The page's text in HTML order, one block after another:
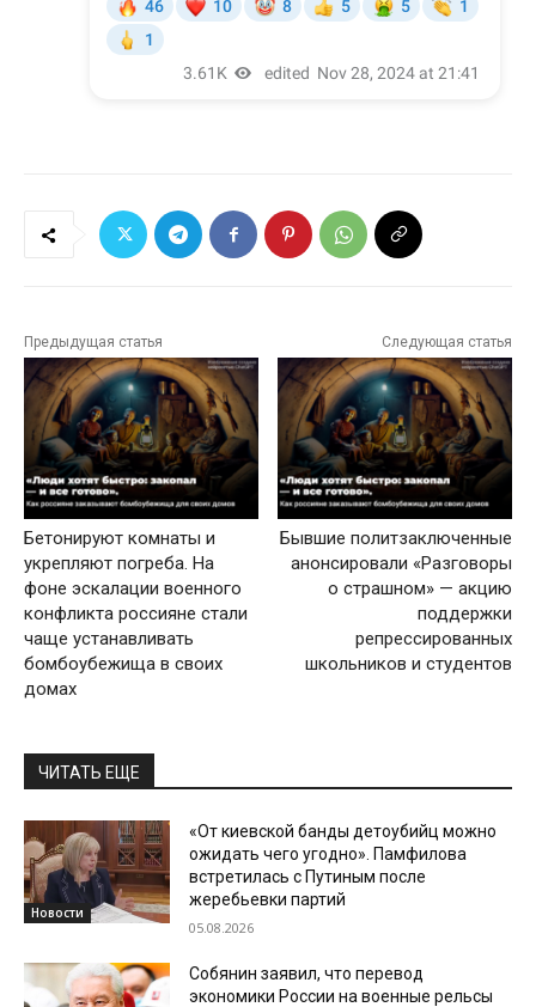
Предыдущая статья
Бетонируют комнаты и
укрепляют погреба. На
фоне эскалации военного
конфликта россияне стали
чаще устанавливать
бомбоубежища в своих
домах
Следующая статья
Бывшие политзаключенные
анонсировали «Разговоры
о страшном» — акцию
поддержки
репрессированных
школьников и студентов
ЧИТАТЬ ЕЩЕ
Новости
«От киевской банды детоубийц можно
ожидать чего угодно». Памфилова
встретилась с Путиным после
жеребьевки партий
05.08.2026
Собянин заявил, что перевод
экономики России на военные рельсы